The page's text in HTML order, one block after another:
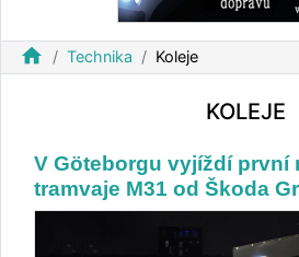
home Technika Koleje
KOLEJE
V Göteborgu vyjíždí první
tramvaje M31 od Škoda